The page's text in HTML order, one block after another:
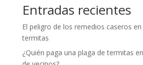
Entradas recientes
El peligro de los remedios caseros
termitas
¿Quién paga una plaga de termitas